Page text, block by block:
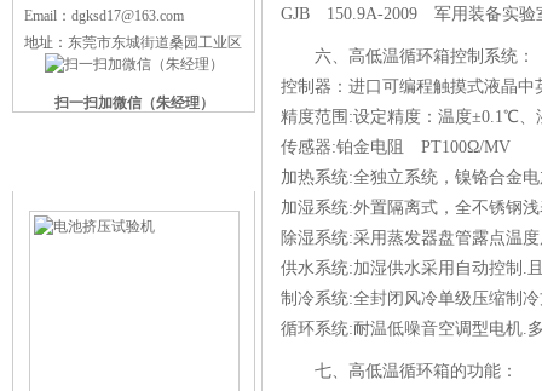
Email：dgksd17@163.com
地址： 东莞市东城街道桑园工业区
扫一扫加微信（朱经理）
GJB 150.9A-2009 军用装备实
六、高低温循环箱控制系统：
控制器：进口可编程触摸式液晶
精度范围:设定精度：温度±0.1℃、
传感器:铂金电阻 PT100Ω/MV
加热系统:全独立系统，镍铬合金
加湿系统:外置隔离式，全不锈钢
除湿系统:采用蒸发器盘管露点温
供水系统:加湿供水采用自动控制.
制冷系统:全封闭风冷单级压缩制
循环系统:耐温低噪音空调型电机.
七、高低温循环箱的功能：